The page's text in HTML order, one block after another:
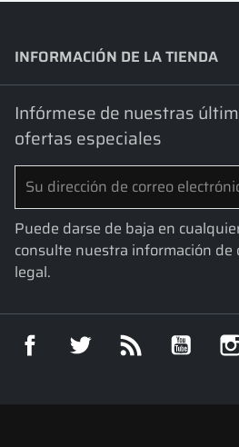
INFORMACIÓN DE LA TIENDA
Infórmese de nuestras
ofertas especiales
Puede darse de baja en
consulte nuestra información de
legal.
Facebook Twitter